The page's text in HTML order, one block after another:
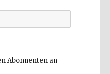
Abonnenten an